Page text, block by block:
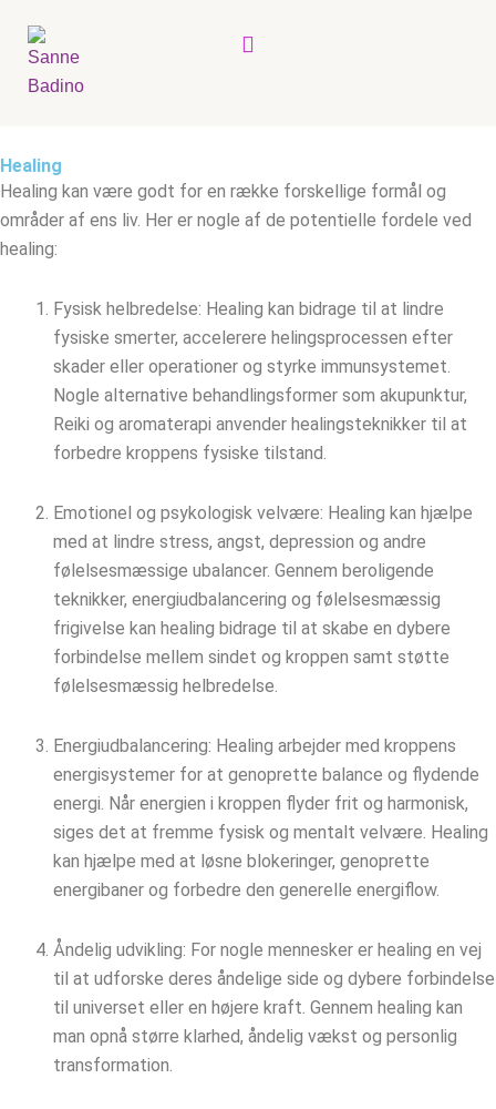
Menu
Healing
Healing kan være godt for en række forskellige formål og
områder af ens liv. Her er nogle af de potentielle fordele ved
healing:
Fysisk helbredelse: Healing kan bidrage til at lindre
fysiske smerter, accelerere helingsprocessen efter
skader eller operationer og styrke immunsystemet.
Nogle alternative behandlingsformer som akupunktur,
Reiki og aromaterapi anvender healingsteknikker til at
forbedre kroppens fysiske tilstand.
Emotionel og psykologisk velvære: Healing kan hjælpe
med at lindre stress, angst, depression og andre
følelsesmæssige ubalancer. Gennem beroligende
teknikker, energiudbalancering og følelsesmæssig
frigivelse kan healing bidrage til at skabe en dybere
forbindelse mellem sindet og kroppen samt støtte
følelsesmæssig helbredelse.
Energiudbalancering: Healing arbejder med kroppens
energisystemer for at genoprette balance og flydende
energi. Når energien i kroppen flyder frit og harmonisk,
siges det at fremme fysisk og mentalt velvære. Healing
kan hjælpe med at løsne blokeringer, genoprette
energibaner og forbedre den generelle energiflow.
Åndelig udvikling: For nogle mennesker er healing en vej
til at udforske deres åndelige side og dybere forbindelse
til universet eller en højere kraft. Gennem healing kan
man opnå større klarhed, åndelig vækst og personlig
transformation.